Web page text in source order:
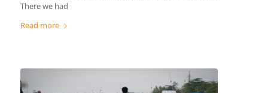
There we had
Read more